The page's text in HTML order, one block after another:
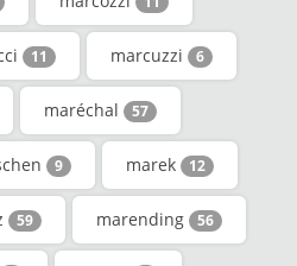
11 marcuzzi 6
maréchal 57
9 marek 12
59 marending 56